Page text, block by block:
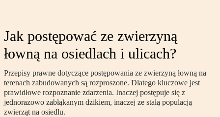
Jak postępować ze zwierzyną
łowną na osiedlach i ulicach?
Przepisy prawne dotyczące postępowania ze zwierzyną łowną na
terenach zabudowanych są rozproszone. Dlatego kluczowe jest
prawidłowe rozpoznanie zdarzenia. Inaczej postępuje się z
jednorazowo zabłąkanym dzikiem, inaczej ze stałą populacją
zwierząt na osiedlu.